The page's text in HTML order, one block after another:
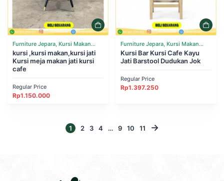
Furniture Jepara, Kursi Makan
Cafe Resto
kursi ,kursi makan,kursi jati
Kursi meja makan jati kursi
cafe
Regular Price
Rp1.150.000
Furniture Jepara, Kursi Makan
Cafe Resto
Kursi Bar Kursi Cafe Kayu
Jati Barstool Dudukan Jok
Regular Price
Rp1.397.250
1 2 3 4 … 9 10 11 →